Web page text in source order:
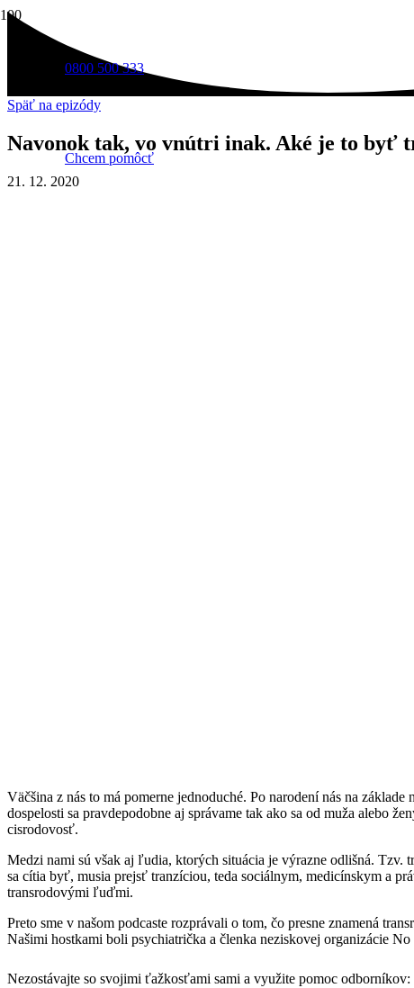
0800 500 333
Chcem pomôcť
Späť na epizódy
Navonok tak, vo vnútri inak. Aké je to byť
21. 12. 2020
Väčšina z nás to má pomerne jednoduché. Po narodení nás na
dospelosti sa pravdepodobne aj správame tak ako sa od muža alebo
cisrodovosť.
Medzi nami sú však aj ľudia, ktorých situácia je výrazne odlišná.
sa cítia byť, musia prejsť tranzíciou, teda sociálnym, medicínskym a
transrodovými ľuďmi.
Preto sme v našom podcaste rozprávali o tom, čo presne znamená
Našimi hostkami boli psychiatrička a členka neziskovej organizácie
Nezostávajte so svojimi ťažkosťami sami a využite pomoc